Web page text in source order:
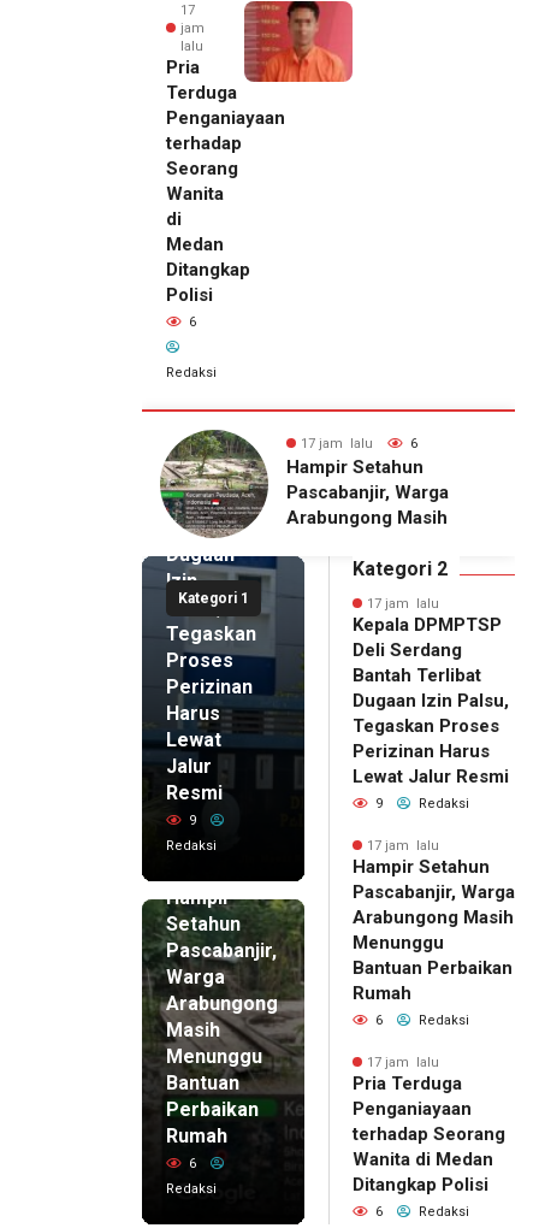
17
jam
lalu
Pria
Terduga
Penganiayaan
terhadap
Seorang
Wanita
di
Medan
Ditangkap
Polisi
6
Redaksi
17 jam lalu 6
Pria Terduga
Penganiayaan terhadap
Seorang Wanita di
Kategori 1
17 jam lalu
Deli
Serdang
Bantah
Terlibat
Dugaan
Izin
Palsu,
Tegaskan
Proses
Perizinan
Harus
Lewat
Jalur
Resmi
9
Redaksi
Hampir
Setahun
Pascabanjir,
Warga
Arabungong
Masih
Menunggu
Bantuan
Perbaikan
Rumah
6
Redaksi
Kategori 2
17 jam lalu
Kepala DPMPTSP
Deli Serdang
Bantah Terlibat
Dugaan Izin Palsu,
Tegaskan Proses
Perizinan Harus
Lewat Jalur Resmi
9 Redaksi
17 jam lalu
Hampir Setahun
Pascabanjir, Warga
Arabungong Masih
Menunggu
Bantuan Perbaikan
Rumah
6 Redaksi
17 jam lalu
Pria Terduga
Penganiayaan
terhadap Seorang
Wanita di Medan
Ditangkap Polisi
6 Redaksi